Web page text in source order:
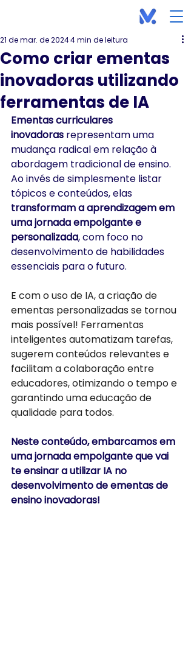
Como criar ementas
inovadoras utilizando
ferramentas de IA
21 de mar. de 20244 min de leitura
Ementas curriculares
inovadoras representam uma
mudança radical em relação à
abordagem tradicional de ensino.
Ao invés de simplesmente listar
tópicos e conteúdos, elas
transformam a aprendizagem em
uma jornada empolgante e
personalizada, com foco no
desenvolvimento de habilidades
essenciais para o futuro.
E com o uso de IA, a criação de
ementas personalizadas se tornou
mais possível! Ferramentas
inteligentes automatizam tarefas,
sugerem conteúdos relevantes e
facilitam a colaboração entre
educadores, otimizando o tempo e
garantindo uma educação de
qualidade para todos.
Neste conteúdo, embarcamos em
uma jornada empolgante que vai
te ensinar a utilizar IA no
desenvolvimento de ementas de
ensino inovadoras!